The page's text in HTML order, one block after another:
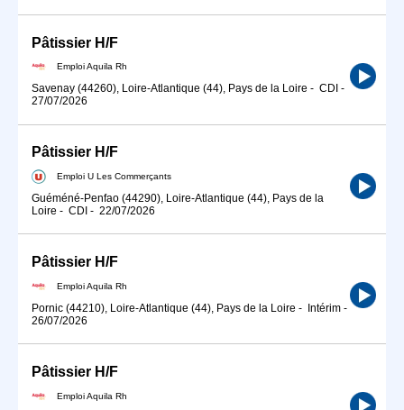
Pâtissier H/F
Emploi Aquila Rh
Savenay (44260), Loire-Atlantique (44), Pays de la Loire - CDI -
27/07/2026
Pâtissier H/F
Emploi U Les Commerçants
Guéméné-Penfao (44290), Loire-Atlantique (44), Pays de la
Loire - CDI - 22/07/2026
Pâtissier H/F
Emploi Aquila Rh
Pornic (44210), Loire-Atlantique (44), Pays de la Loire - Intérim -
26/07/2026
Pâtissier H/F
Emploi Aquila Rh